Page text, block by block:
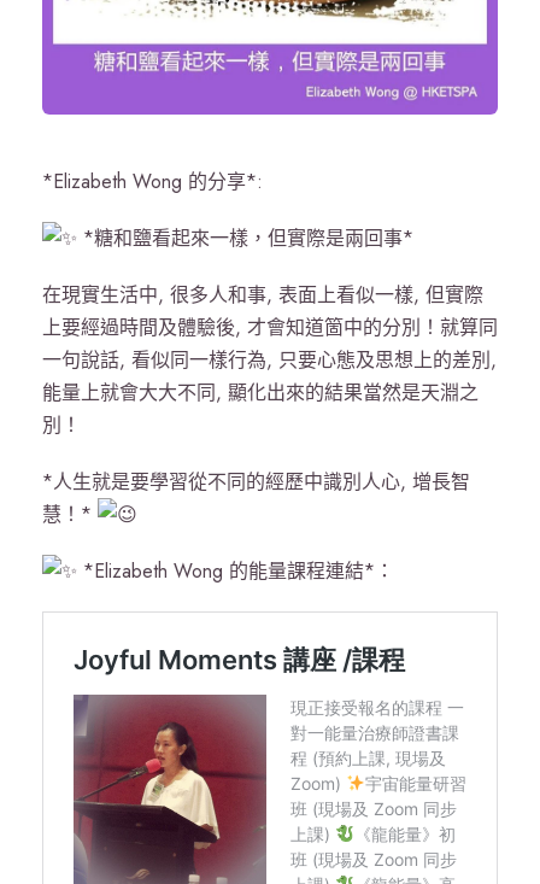
*Elizabeth Wong 的分享*:
*糖和鹽看起來一樣，但實際是兩回事*
在現實生活中, 很多人和事, 表面上看似一樣, 但實際
上要經過時間及體驗後, 才會知道箇中的分別！就算同
一句說話, 看似同一樣行為, 只要心態及思想上的差別,
能量上就會大大不同, 顯化出來的結果當然是天淵之
別！
*人生就是要學習從不同的經歷中識別人心, 增長智
慧！*
*Elizabeth Wong 的能量課程連結*：